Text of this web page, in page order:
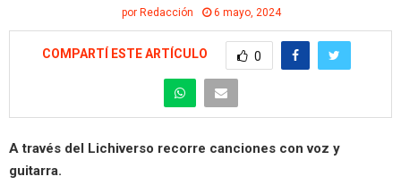
por Redacción 6 mayo, 2024
COMPARTÍ ESTE ARTÍCULO 0
A través del Lichiverso recorre canciones con voz y
guitarra.